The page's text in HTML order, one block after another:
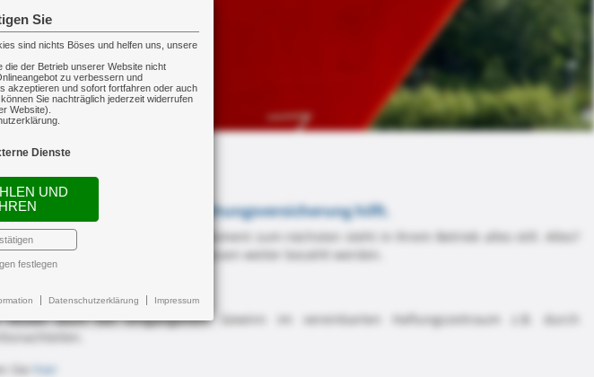
Sie
sind nichts Böses und helfen uns, unsere
die der Betrieb unserer Website nicht
zu verbessern und
akzeptieren und sofort fortfahren oder auch
Sie nachträglich jederzeit widerrufen
Website).
Dienste
UND
festlegen
Datenschutzerklärung Impressum
Die Betriebsunterbrechungsversicherung hilft.
Folgen haben: Von einem Moment zum nächsten steht in Ihrem Betrieb alles still. Alles?
sowie Löhne und Gehälter müssen weiter bezahlt werden.
vorsorgen.
auch bei entgangenem Gewinn im vereinbarten Haftungszeitraum z.B. durch
Sie hier